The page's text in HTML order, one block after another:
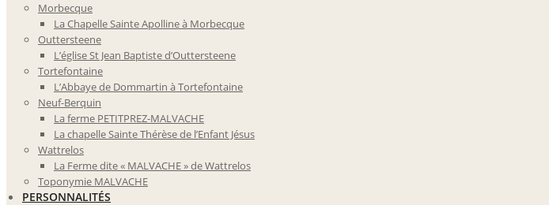
Morbecque
La Chapelle Sainte Apolline à Morbecque
Outtersteene
L’église St Jean Baptiste d’Outtersteene
Tortefontaine
L’Abbaye de Dommartin à Tortefontaine
Neuf-Berquin
La ferme PETITPREZ-MALVACHE
La chapelle Sainte Thérèse de l’Enfant Jésus
Wattrelos
La Ferme dite « MALVACHE » de Wattrelos
Toponymie MALVACHE
PERSONNALITÉS